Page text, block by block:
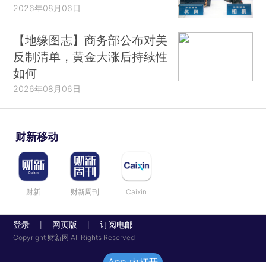
2026年08月06日
【地缘图志】商务部公布对美
反制清单，黄金大涨后持续性
如何
2026年08月06日
财新移动
财新 财新周刊 Caixin
登录 网页版 订阅电邮
Copyright 财新网 All Rights Reserved